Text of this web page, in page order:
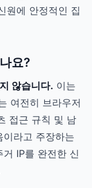
원에 안정적인 집
요?
않습니다. 이는
여전히 브라우저
접근 규칙 및 남
라고 주장하는
IP를 완전한 신